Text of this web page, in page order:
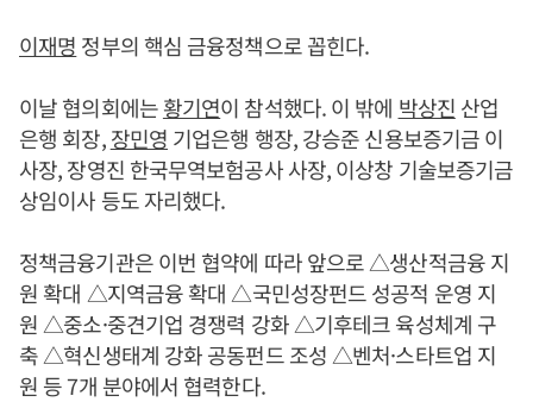
이재명 정부의 핵심 금융정책으로 꼽힌다.
이날 협의회에는황기연이 참석했다. 이 밖에 박상진 산업
은행 회장,장민영 기업은행 행장, 강승준 신용보증기금 이
사장, 장영진 한국무역보험공사 사장, 이상창 기술보증기금
상임이사 등도 자리했다.
정책금융기관은 이번 협약에 따라 앞으로 △생산적금융 지
원 확대 △지역금융 확대 △국민성장펀드 성공적 운영 지
원 △중소·중견기업 경쟁력 강화 △기후테크 육성체계 구
축 △혁신생태계 강화 공동펀드 조성 △벤처·스타트업 지
원 등 7개 분야에서 협력한다.